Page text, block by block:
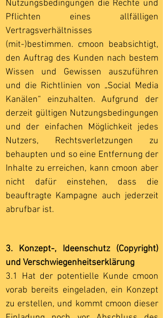
Nutzungsbedingungen die Rechte und
Pflichten eines allfälligen
Vertragsverhältnisses
(mit-)bestimmen. cmoon beabsichtigt,
den Auftrag des Kunden nach bestem
Wissen und Gewissen auszuführen
und die Richtlinien von „Social Media
Kanälen“ einzuhalten. Aufgrund der
derzeit gültigen Nutzungsbedingungen
und der einfachen Möglichkeit jedes
Nutzers, Rechtsverletzungen zu
behaupten und so eine Entfernung der
Inhalte zu erreichen, kann cmoon aber
nicht dafür einstehen, dass die
beauftragte Kampagne auch jederzeit
abrufbar ist.
3. Konzept-, Ideenschutz (Copyright)
und Verschwiegenheitserklärung
3.1 Hat der potentielle Kunde cmoon
vorab bereits eingeladen, ein Konzept
zu erstellen, und kommt cmoon dieser